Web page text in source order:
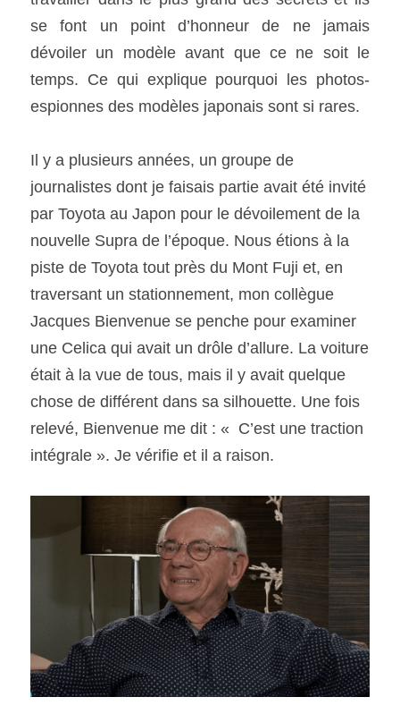
SOUMISSION RAPIDE
ASSURANCE
se font un point d’honneur de ne jamais
dévoiler un modèle avant que ce ne soit le
temps. Ce qui explique pourquoi les photos-
espionnes des modèles japonais sont si rares.
Il y a plusieurs années, un groupe de
journalistes dont je faisais partie avait été invité
par Toyota au Japon pour le dévoilement de la
nouvelle Supra de l’époque. Nous étions à la
piste de Toyota tout près du Mont Fuji et, en
traversant un stationnement, mon collègue
Jacques Bienvenue se penche pour examiner
une Celica qui avait un drôle d’allure. La voiture
était à la vue de tous, mais il y avait quelque
chose de différent dans sa silhouette. Une fois
relevé, Bienvenue me dit : «  C’est une traction
intégrale ». Je vérifie et il a raison.